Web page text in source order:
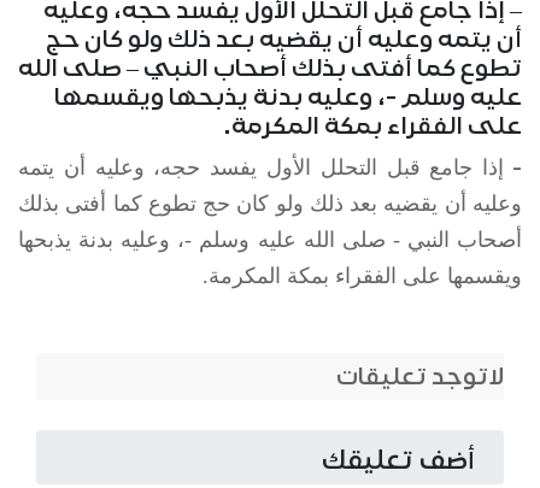
– إذا جامع قبل التحلل الأول يفسد حجه، وعليه
أن يتمه وعليه أن يقضيه بعد ذلك ولو كان حج
تطوع كما أفتى بذلك أصحاب النبي – صلى الله
عليه وسلم -، وعليه بدنة يذبحها ويقسمها
على الفقراء بمكة المكرمة.
-
إذا جامع قبل التحلل الأول يفسد حجه، وعليه أن يتمه
وعليه أن يقضيه بعد ذلك ولو كان حج تطوع كما أفتى بذلك
أصحاب النبي - صلى الله عليه وسلم -، وعليه بدنة يذبحها
ويقسمها على الفقراء بمكة المكرمة.
لاتوجد تعليقات
أضف تعليقك